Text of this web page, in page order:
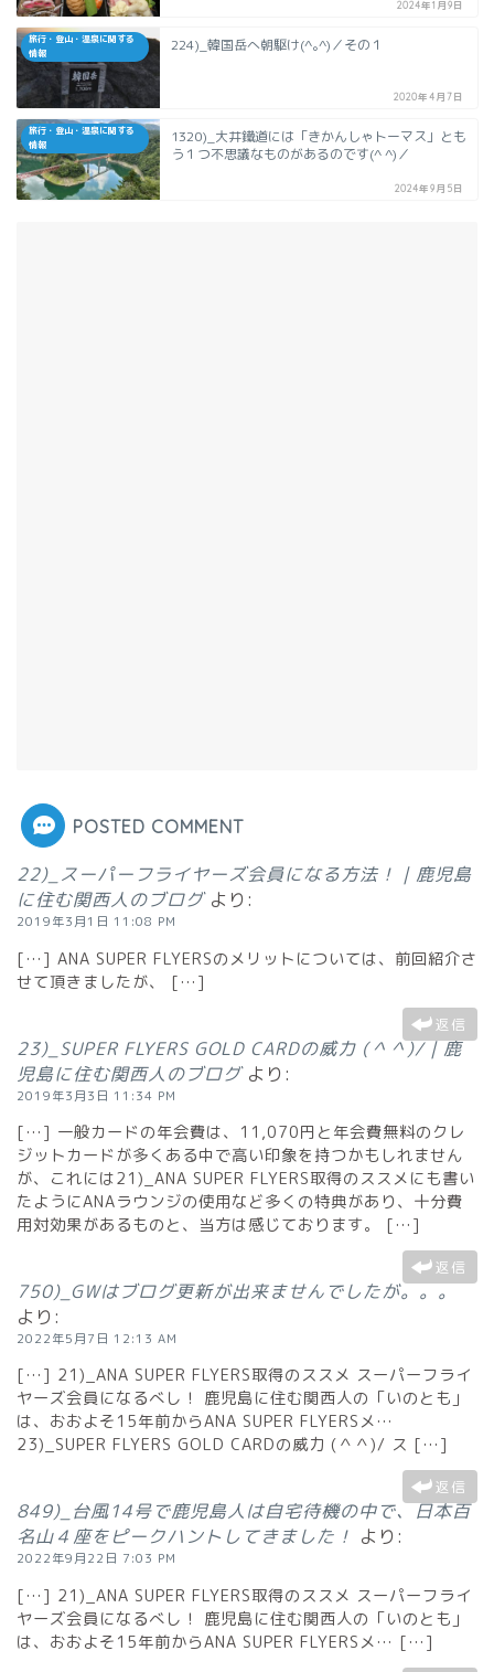
2024年1月9日
旅行・登山・温泉に関する
情報
224)_韓国岳へ朝駆け(^｡^)／その１
2020年4月7日
旅行・登山・温泉に関する
情報
1320)_大井鐵道には「きかんしゃトーマス」とも
う１つ不思議なものがあるのです(^ ^)／
2024年9月5日
POSTED COMMENT
22)_スーパーフライヤーズ会員になる方法！ | 鹿児島
に住む関西人のブログ より:
2019年3月1日 11:08 PM
[…] ANA SUPER FLYERSのメリットについては、前回紹介さ
せて頂きましたが、 […]
返信
23)_SUPER FLYERS GOLD CARDの威力 (＾＾)/ | 鹿
児島に住む関西人のブログ より:
2019年3月3日 11:34 PM
[…] 一般カードの年会費は、11,070円と年会費無料のクレ
ジットカードが多くある中で高い印象を持つかもしれません
が、これには21)_ANA SUPER FLYERS取得のススメにも書い
たようにANAラウンジの使用など多くの特典があり、十分費
用対効果があるものと、当方は感じております。 […]
返信
750)_GWはブログ更新が出来ませんでしたが。。。
より:
2022年5月7日 12:13 AM
[…] 21)_ANA SUPER FLYERS取得のススメ スーパーフライ
ヤーズ会員になるべし！ 鹿児島に住む関西人の「いのとも」
は、おおよそ15年前からANA SUPER FLYERSメ…
23)_SUPER FLYERS GOLD CARDの威力 (＾＾)/ ス […]
返信
849)_台風14号で鹿児島人は自宅待機の中で、日本百
名山４座をピークハントしてきました！ より:
2022年9月22日 7:03 PM
[…] 21)_ANA SUPER FLYERS取得のススメ スーパーフライ
ヤーズ会員になるべし！ 鹿児島に住む関西人の「いのとも」
は、おおよそ15年前からANA SUPER FLYERSメ… […]